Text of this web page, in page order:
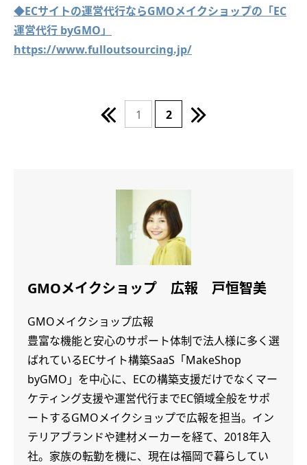
◆ECサイトの運営代行ならGMOメイクショップの「EC
運営代行 byGMO」
https://www.fulloutsourcing.jp/
1 2
GMOメイクショップ 広報 戸恒智美
GMOメイクショップ広報
豊富な機能と安心のサポート体制で法人様に多く選
ばれているECサイト構築SaaS「MakeShop
byGMO」を中心に、ECの構築支援だけでなくマー
ケティング支援や運営代行までEC領域全般をサポ
ートするGMOメイクショップで広報を担当。イン
テリアブランドや建材メーカーを経て、2018年入
社。家族の転勤を機に、現在は福岡で暮らしてい